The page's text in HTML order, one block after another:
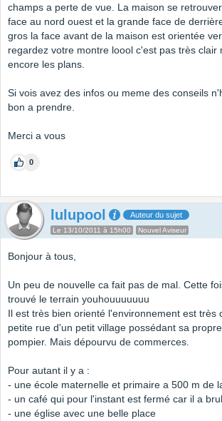
champs a perte de vue. La maison se
face au nord ouest et la grande face de
gros la face avant de la maison est orientée
regardez votre montre loool c'est pas très clair
encore les plans.
Si vois avez des infos ou meme des conseils
bon a prendre.
Merci a vous
0
lulupool Auteur du sujet
Le 13/10/2011 à 15h00 Nouvel Aviseur
Bonjour à tous,
Un peu de nouvelle ca fait pas de mal. Cette
trouvé le terrain youhouuuuuuu
Il est très bien orienté l'environnement est très
petite rue d'un petit village possédant sa
pompier. Mais dépourvu de commerces.
Pour autant il y a :
- une école maternelle et primaire a 500 m de
- un café qui pour l'instant est fermé car il a
- une église avec une belle place